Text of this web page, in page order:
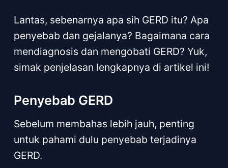
Lantas, sebenarnya apa sih GERD itu? Apa
penyebab dan gejalanya? Bagaimana cara
mendiagnosis dan mengobati GERD? Yuk,
simak penjelasan lengkapnya di artikel ini!
Penyebab GERD
Sebelum membahas lebih jauh, penting
untuk pahami dulu penyebab terjadinya
GERD.